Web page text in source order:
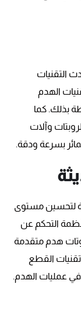
التقنيات
الهدم
بذلك. كما
وآلات
بسرعة ودقة.
لتحسين مستوى
التحكم عن
هدم متقدمة
القطع
في عمليات الهدم.